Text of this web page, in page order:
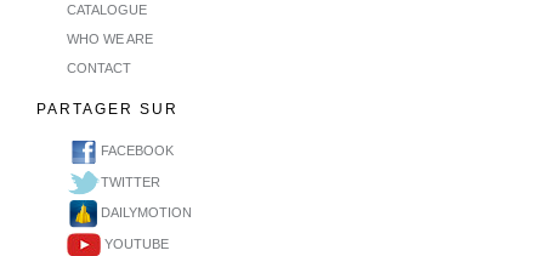
CATALOGUE
WHO WE ARE
CONTACT
PARTAGER SUR
FACEBOOK
TWITTER
DAILYMOTION
YOUTUBE